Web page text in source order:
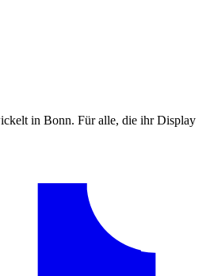
in Bonn. Für alle, die ihr Display